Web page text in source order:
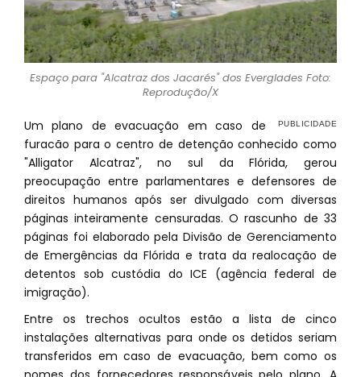
Espaço para "Alcatraz dos Jacarés" dos Everglades Foto:
Reprodução/X
Um plano de evacuação em caso de
furacão para o centro de detenção conhecido como
"Alligator Alcatraz", no sul da Flórida, gerou
preocupação entre parlamentares e defensores de
direitos humanos após ser divulgado com diversas
páginas inteiramente censuradas. O rascunho de 33
páginas foi elaborado pela Divisão de Gerenciamento
de Emergências da Flórida e trata da realocação de
detentos sob custódia do ICE (agência federal de
imigração).
Entre os trechos ocultos estão a lista de cinco
instalações alternativas para onde os detidos seriam
transferidos em caso de evacuação, bem como os